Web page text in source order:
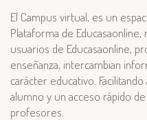
El Campus virtual, es un
Plataforma de
usuarios de Educasaonline,
enseñanza, intercambian
carácter educativo.
alumno y un acceso rápido
profesores.